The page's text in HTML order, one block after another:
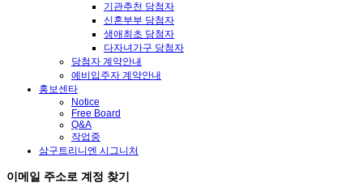
기관추천 당첨자
신혼부부 당첨자
생애최초 당첨자
다자녀가구 당첨자
당첨자 계약안내
예비입주자 계약안내
홍보센타
Notice
Free Board
Q&A
작업중
삼구트리니엔 시그니처
이메일 주소로 계정 찾기